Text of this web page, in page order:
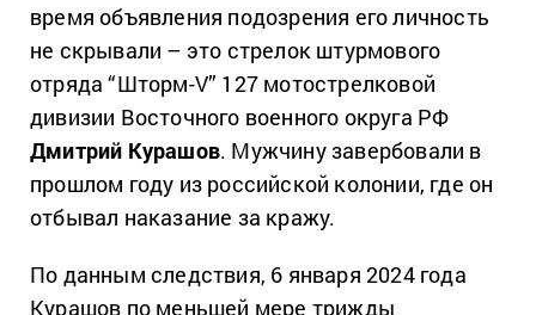
время объявления подозрения его личность
не скрывали – это стрелок штурмового
отряда “Шторм-V” 127 мотострелковой
дивизии Восточного военного округа РФ
Дмитрий Курашов. Мужчину завербовали в
прошлом году из российской колонии, где он
отбывал наказание за кражу.
По данным следствия, 6 января 2024 года
Курашов по меньшей мере трижды